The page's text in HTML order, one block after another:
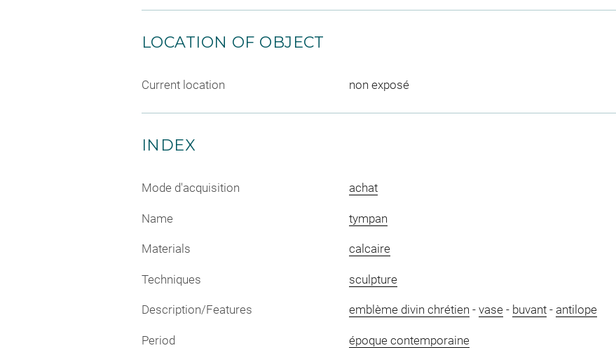
LOCATION OF OBJECT
Current location non exposé
INDEX
Mode d'acquisition achat
Name tympan
Materials calcaire
Techniques sculpture
Description/Features emblème divin chrétien - vase- buvant- antilope
Period époque contemporaine